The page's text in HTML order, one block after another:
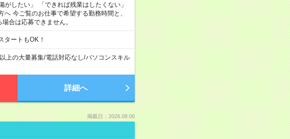
がしたい」 「できれば残業はしたくない」
今ご覧のお仕事で希望する勤務時間と、
合は応募できません。
タートもOK！
上の大量募集/電話対応なし/パソコンスキル
詳細へ
掲載日：2026.08.06